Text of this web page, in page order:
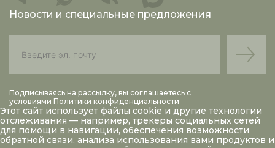
Новости и специальные предложения
Подписываясь на рассылку, вы соглашаетесь с
условиями Политики конфиденциальности
Этот сайт использует файлы cookie и другие технологии
отслеживания — например, трекеры социальных сетей
для помощи в навигации, обеспечения возможности
обратной связи, анализа использования вами продуктов и